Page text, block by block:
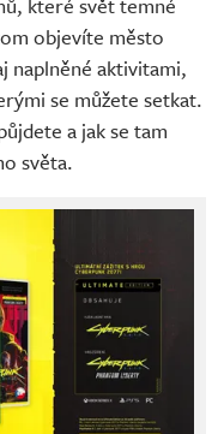
objevíte město
naplněné aktivitami,
se můžete setkat.
a jak se tam
světa.